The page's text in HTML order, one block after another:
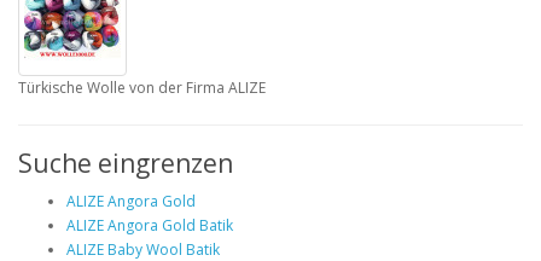
Türkische Wolle von der Firma ALIZE
Suche eingrenzen
ALIZE Angora Gold
ALIZE Angora Gold Batik
ALIZE Baby Wool Batik